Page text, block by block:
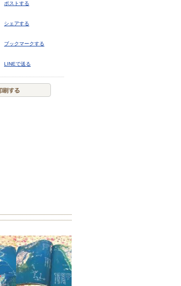
ポストする
シェアする
ブックマークする
LINEで送る